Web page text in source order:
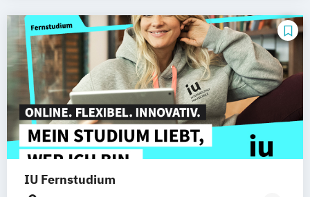
IU Fernstudium